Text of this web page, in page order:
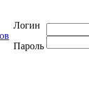
Логин
Пароль